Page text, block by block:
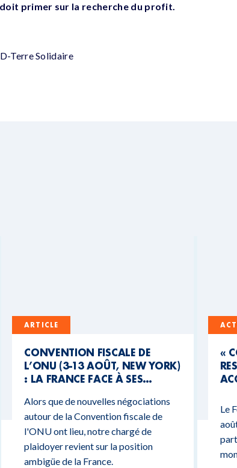
primer sur la recherche du profit.
Terre Solidaire
ARTICLE
CONVENTION FISCALE DE
L’ONU (3-13 AOÛT, NEW YORK)
: LA FRANCE FACE À SES
BUDGÉTAIRES
Alors que de nouvelles négociations
autour de la Convention fiscale de
l'ONU ont lieu, notre chargé de
plaidoyer revient sur la position
ambigüe de la France.
«
Le